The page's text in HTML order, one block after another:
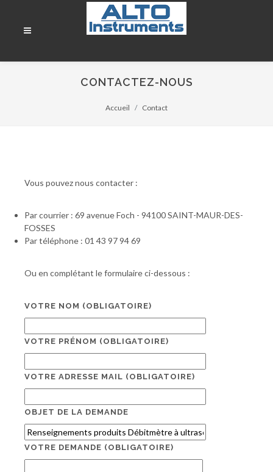
CONTACTEZ-NOUS
Accueil Contact
Vous pouvez nous contacter :
Par courrier : 69 avenue Foch - 94100 SAINT-MAUR-DES-
FOSSES
Par téléphone : 01 43 97 94 69
Ou en complétant le formulaire ci-dessous :
VOTRE NOM (OBLIGATOIRE)
VOTRE PRÉNOM (OBLIGATOIRE)
VOTRE ADRESSE MAIL (OBLIGATOIRE)
OBJET DE LA DEMANDE
VOTRE DEMANDE (OBLIGATOIRE)